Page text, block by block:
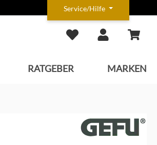
Service/Hilfe
RATGEBER MARKEN